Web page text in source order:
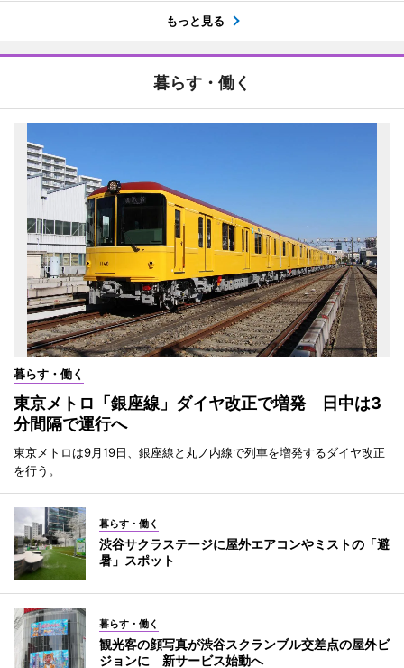
もっと見る
暮らす・働く
暮らす・働く
東京メトロ「銀座線」ダイヤ改正で増発 日中は3
分間隔で運行へ
東京メトロは9月19日、銀座線と丸ノ内線で列車を増発するダイヤ改正
を行う。
暮らす・働く
渋谷サクラステージに屋外エアコンやミストの「避
暑」スポット
暮らす・働く
観光客の顔写真が渋谷スクランブル交差点の屋外ビ
ジョンに 新サービス始動へ